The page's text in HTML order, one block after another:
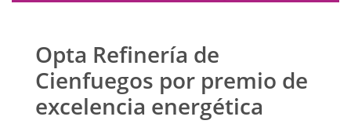
Opta Refinería de
Cienfuegos por premio de
excelencia energética